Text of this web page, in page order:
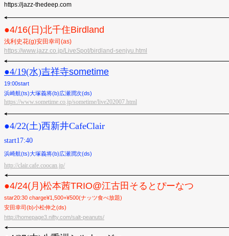
https://jazz-thedeep.com
●︎4/16(日)北千住Birdland
浅利史花(g)安田幸司(as)
https://www.jazz.co.jp/LiveSpot/birdland-senjyu.html
●︎4/19(水)吉祥寺sometime
19:00start
浜崎航(ts)大塚義将(b)広瀬潤次(ds)
https://www.sometime.co.jp/sometime/live202007.html
●︎4/22(土)西新井CafeClair
start17:40
浜崎航(ts)大塚義将(b)広瀬潤次(ds)
http://clair.cafe.coocan.jp/
●4/24(月)松本茜TRIO@江古田そるとぴーなつ
star20:30 charge¥1,500+¥500(ナッツ食べ放題)
安田幸司(b)小松伸之(ds)
http://homepage3.nifty.com/salt-peanuts/